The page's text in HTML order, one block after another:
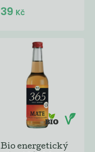
39 Kč
Bio energetický